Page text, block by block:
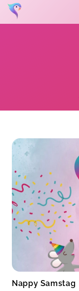
Nappy Samstag